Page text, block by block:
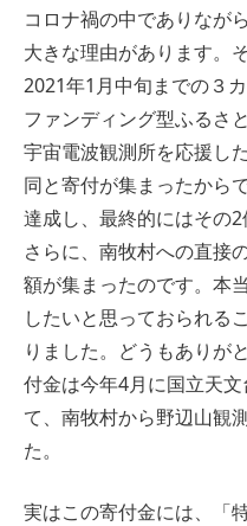
コロナ禍の中でありなが
大きな理由があります。
2021年1月中旬までの３
ファンディング型ふるさ
宇宙電波観測所を応援し
同と寄付が集まったから
達成し、最終的にはその2
さらに、南牧村への直接
額が集まったのです。本
したいと思っておられる
りました。どうもありが
付金は今年4月に国立天
て、南牧村から野辺山観
た。
実はこの寄付金には、「